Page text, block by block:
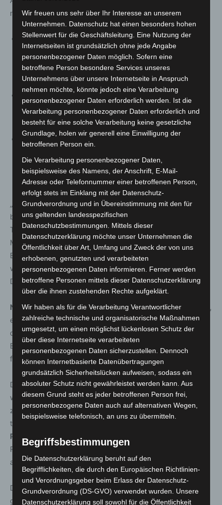
niedersächsischen Teilnehmerinnen und Teilnehmer:
Lena Gloisteinverpasste mit weniger als einem
Prozentpunkt Rückstand knapp das Treppchen und
belegte Platz 4 der Fachleute für Restaurants und
Veranstaltungsgastronomie.
Jana Hemme
punktete mit Fachwissen,
Servicequalität und Herzlichkeit und erreichte Platz 6
unter den Hotelfachleuten.
Clemens Schäftleinbelegte Platz 5 bei den Köchen
Wettbewerbs – eine Auszeichnung für besonders
ressourcenschonendes und kreatives Arbeiten.
„Unsere niedersächsischen Teilnehmer haben mit
beeindruckender Professionalität, Leidenschaft und
Teamgeist gezeigt, was in ihnen steckt. Diese jungen
Menschen sind das beste Beispiel dafür, dass unsere
Branche Zukunft hat – wenn wir sie fördern und
wertschätzen“, betont Florian Hary, Präsident des
DEHOGA Niedersachsen.
Nicole Rösler, Berufsbildungsbeauftragte des Verbandes,
ergänzt: „Das tolle Abschneiden unseres Teams zeigt,
dass die duale Ausbildung im Gastgewerbe lebt.
Besonders freut mich, dass unsere Teilnehmer nicht nur
fachlich, sondern auch menschlich überzeugt haben.“
Die Deutschen Jugendmeisterschaften gelten als das
wichtigste Nachwuchsevent der Branche. Zwei Tage lang
zeigten die 51 besten Auszubildenden Deutschlands im
traditionsreichen
Petersbergihr Können – von Service und
Rezeptionsgespräch über Housekeeping bis hin zum
anspruchsvollen Vier-Gänge-Menü.
Das niedersächsische Team bewies dabei nicht nur
großes Fachwissen, sondern auch Leidenschaft,
Wir freuen uns sehr über Ihr Interesse an unserem
Unternehmen. Datenschutz hat einen besonders hohen
Stellenwert für die Geschäftsleitung. Eine Nutzung der
Internetseiten ist grundsätzlich ohne jede Angabe
personenbezogener Daten möglich. Sofern eine
betroffene Person besondere Services unseres
Unternehmens über unsere Internetseite in Anspruch
nehmen möchte, könnte jedoch eine Verarbeitung
personenbezogener Daten erforderlich werden. Ist die
Verarbeitung personenbezogener Daten erforderlich und
besteht für eine solche Verarbeitung keine gesetzliche
Grundlage, holen wir generell eine Einwilligung der
betroffenen Person ein.
Die Verarbeitung personenbezogener Daten,
beispielsweise des Namens, der Anschrift, E-Mail-
Adresse oder Telefonnummer einer betroffenen Person,
erfolgt stets im Einklang mit der Datenschutz-
Grundverordnung und in Übereinstimmung mit den für
uns geltenden landesspezifischen
Datenschutzbestimmungen. Mittels dieser
Datenschutzerklärung möchte unser Unternehmen die
Öffentlichkeit über Art, Umfang und Zweck der von uns
erhobenen, genutzten und verarbeiteten
personenbezogenen Daten informieren. Ferner werden
betroffene Personen mittels dieser Datenschutzerklärung
über die ihnen zustehenden Rechte aufgeklärt.
Wir haben als für die Verarbeitung Verantwortlicher
zahlreiche technische und organisatorische Maßnahmen
umgesetzt, um einen möglichst lückenlosen Schutz der
über diese Internetseite verarbeiteten
personenbezogenen Daten sicherzustellen. Dennoch
können Internetbasierte Datenübertragungen
grundsätzlich Sicherheitslücken aufweisen, sodass ein
absoluter Schutz nicht gewährleistet werden kann. Aus
diesem Grund steht es jeder betroffenen Person frei,
personenbezogene Daten auch auf alternativen Wegen,
beispielsweise telefonisch, an uns zu übermitteln.
Begriffsbestimmungen
Die Datenschutzerklärung beruht auf den
Begrifflichkeiten, die durch den Europäischen Richtlinien-
und Verordnungsgeber beim Erlass der Datenschutz-
Grundverordnung (DS-GVO) verwendet wurden. Unsere
Datenschutzerklärung soll sowohl für die Öffentlichkeit